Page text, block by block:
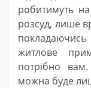
робитимуть
розсуд, лише
покладаючись
житлове
потрібно
можна буде